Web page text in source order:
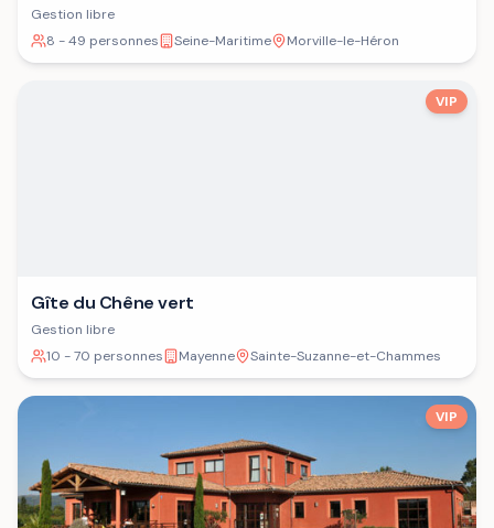
Gestion libre
8 - 49 personnes
Seine-Maritime Morville-le-Héron
VIP
Gîte du Chêne vert
Gestion libre
10 - 70 personnes
Mayenne Sainte-Suzanne-et-Chammes
VIP